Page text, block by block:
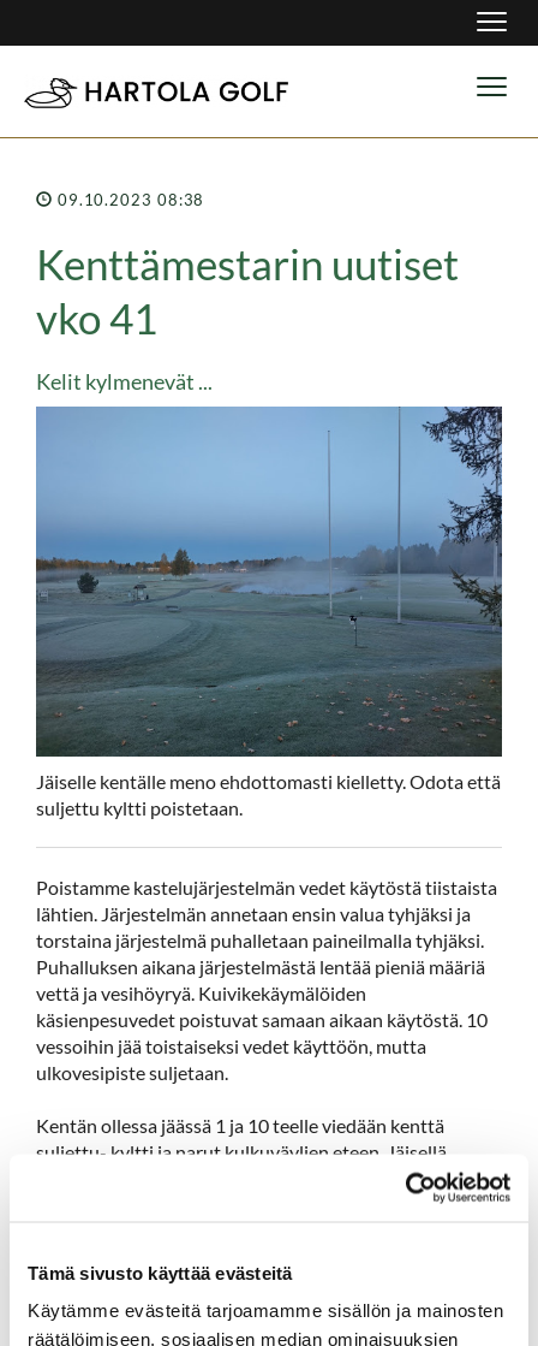
Tämä sivusto käyttää evästeitä
Käytämme evästeitä tarjoamamme sisällön ja mainosten
räätälöimiseen, sosiaalisen median ominaisuuksien
09.10.2023 08:38
Kenttämestarin uutiset
vko 41
Kelit kylmenevät ...
Jäiselle kentälle meno ehdottomasti kielletty. Odota että
suljettu kyltti poistetaan.
Poistamme kastelujärjestelmän vedet käytöstä tiistaista
lähtien. Järjestelmän annetaan ensin valua tyhjäksi ja
torstaina järjestelmä puhalletaan paineilmalla tyhjäksi.
Puhalluksen aikana järjestelmästä lentää pieniä määriä
vettä ja vesihöyryä. Kuivikekäymälöiden
käsienpesuvedet poistuvat samaan aikaan käytöstä. 10
vessoihin jää toistaiseksi vedet käyttöön, mutta
ulkovesipiste suljetaan.
Kentän ollessa jäässä 1 ja 10 teelle viedään kenttä
suljettu- kyltti ja narut kulkuväylien eteen. Jäisellä
nurmella liikkuminen on ehdottomasti kielletty.
Kenttähenkilökunta poistaa esteet kentän sulaessa.
(pakkasherkin ja suurin käyttö). Muut harjoitusalueet
jäävät käyttöön.